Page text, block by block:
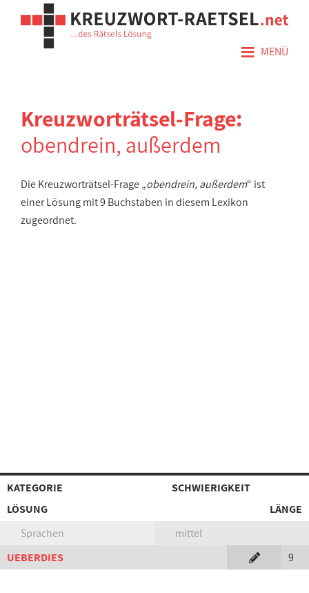
≡ MENÜ
Kreuzworträtsel-Frage:
obendrein, außerdem
Die Kreuzworträtsel-Frage „obendrein, außerdem“ ist
einer Lösung mit 9 Buchstaben in diesem Lexikon
zugeordnet.
KATEGORIE
SCHWIERIGKEIT
LÖSUNG
LÄNGE
Sprachen
mittel
UEBERDIES
9